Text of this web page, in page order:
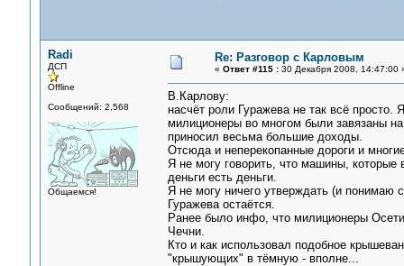
Radi
ДСП
Offline
Сообщений: 2,568
Общаемся!
Re: Разговор с Карловым
« Ответ #115 :30 Декабря 2008, 14:47:00
В.Карлову:
насчёт роли Гуражева не так всё просто.
милиционеры во многом были завязаны
приносил весьма большие доходы.
Отсюда и неперекопанные дороги и
Я не могу говорить, что машины, которые
деньги есть деньги.
Я не могу ничего утверждать (и понимаю
Гуражева остаётся.
Ранее было инфо, что милиционеры
Чечни.
Кто и как использовал подобное
"крышующих" в тёмную - вполне...